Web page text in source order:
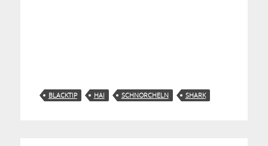
BLACKTIP HAI SCHNORCHELN SHARK